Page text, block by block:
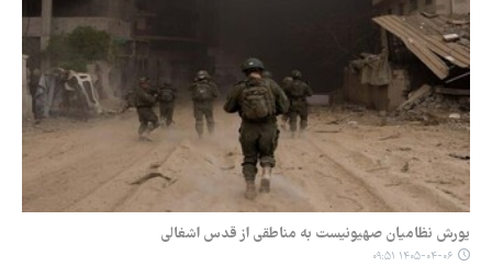
یورش نظامیان صهیونیست به مناطقی از قدس اشغالی
۱۴۰۵-۰۴-۰۶ ۰۹:۵۱